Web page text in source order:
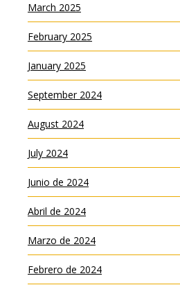
March 2025
February 2025
January 2025
September 2024
August 2024
July 2024
Junio de 2024
Abril de 2024
Marzo de 2024
Febrero de 2024